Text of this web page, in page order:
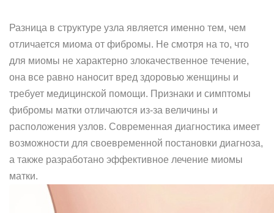
Разница в структуре узла является именно тем, чем
отличается миома от фибромы. Не смотря на то, что
для миомы не характерно злокачественное течение,
она все равно наносит вред здоровью женщины и
требует медицинской помощи. Признаки и симптомы
фибромы матки отличаются из-за величины и
расположения узлов. Современная диагностика имеет
возможности для своевременной постановки диагноза,
а также разработано эффективное лечение миомы
матки.